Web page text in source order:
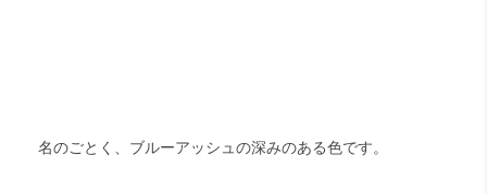
名のごとく、ブルーアッシュの深みのある色です。